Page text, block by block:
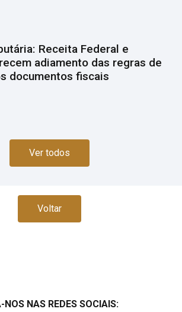
Receita Federal e
adiamento das regras de
documentos fiscais
Ver todos
Voltar
NOS NAS REDES SOCIAIS: